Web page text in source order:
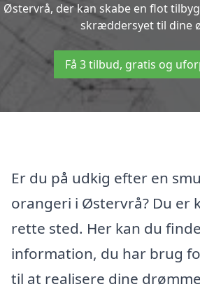
Østervrå, der kan skabe en flot
skræddersyet til dine
Få 3 tilbud, gratis og
Er du på udkig efter en
orangeri i Østervrå? Du er
rette sted. Her kan du
information, du har brug
til at realisere dine